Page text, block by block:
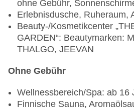
ohne Gebühr,
Erlebnisdusche, Ruheraum,
Beauty-/Kosmetikcenter
GARDEN“: Beautymarken:
THALGO, JEEVAN
Ohne Gebühr
Wellnessbereich/Spa: ab 16
Finnische Sauna,